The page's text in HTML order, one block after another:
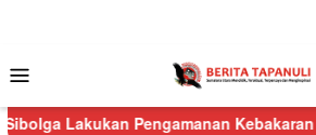
Mobile
Pengamanan Kebakaran Pasar Nauli